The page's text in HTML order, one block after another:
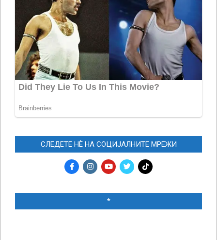
СЛЕДЕТЕ НЀ НА СОЦИЈАЛНИТЕ МРЕЖИ
*